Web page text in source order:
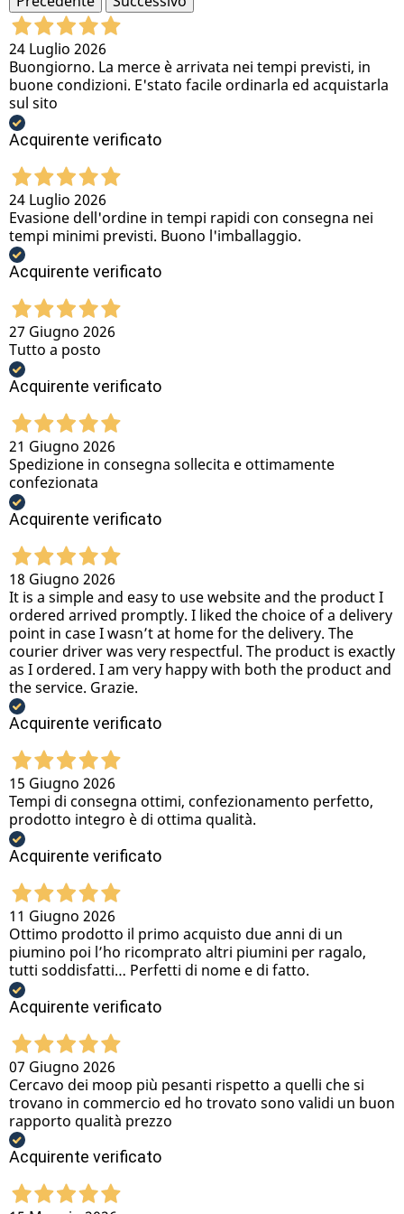
24 Luglio 2026
Buongiorno. La merce è arrivata nei tempi previsti, in
buone condizioni. E'stato facile ordinarla ed acquistarla
sul sito
Acquirente verificato
24 Luglio 2026
Evasione dell'ordine in tempi rapidi con consegna nei
tempi minimi previsti. Buono l'imballaggio.
Acquirente verificato
27 Giugno 2026
Tutto a posto
Acquirente verificato
21 Giugno 2026
Spedizione in consegna sollecita e ottimamente
confezionata
Acquirente verificato
18 Giugno 2026
It is a simple and easy to use website and the product I
ordered arrived promptly. I liked the choice of a delivery
point in case I wasn’t at home for the delivery. The
courier driver was very respectful. The product is exactly
as I ordered. I am very happy with both the product and
the service. Grazie.
Acquirente verificato
15 Giugno 2026
Tempi di consegna ottimi, confezionamento perfetto,
prodotto integro è di ottima qualità.
Acquirente verificato
11 Giugno 2026
Ottimo prodotto il primo acquisto due anni di un
piumino poi l’ho ricomprato altri piumini per ragalo,
tutti soddisfatti… Perfetti di nome e di fatto.
Acquirente verificato
07 Giugno 2026
Cercavo dei moop più pesanti rispetto a quelli che si
trovano in commercio ed ho trovato sono validi un buon
rapporto qualità prezzo
Acquirente verificato